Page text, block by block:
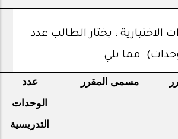
الاختيارية : يختار الطالب عدد
مسمى المقرر
عدد
الوحدات
التدريسية